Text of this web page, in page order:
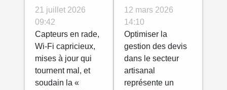
aux
solutions
proactives :
la résilience
du matériel
connecté
21 juillet 2026
09:42
Capteurs en rade,
Wi-Fi capricieux,
mises à jour qui
tournent mal, et
soudain la «
gestion de
vos devis
dans le
secteur
artisanal ?
12 mars 2026
14:10
Optimiser la
gestion des devis
dans le secteur
artisanal
représente un